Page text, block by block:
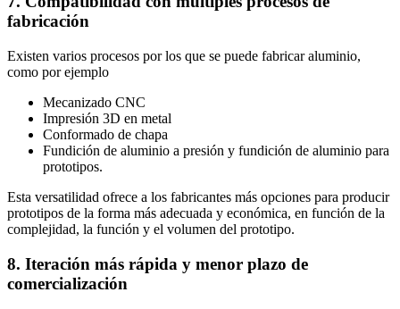
fabricación
Existen varios procesos por los que se puede fabricar aluminio,
como por ejemplo
Mecanizado CNC
Impresión 3D en metal
Conformado de chapa
Fundición de aluminio a presión y fundición de aluminio para
prototipos.
Esta versatilidad ofrece a los fabricantes más opciones para producir
prototipos de la forma más adecuada y económica, en función de la
complejidad, la función y el volumen del prototipo.
8. Iteración más rápida y menor plazo de
comercialización